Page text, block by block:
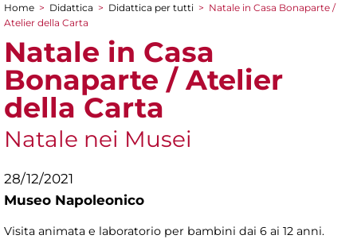
Tu sei qui
Home > Didattica > Didattica per tutti > Natale in Casa Bonaparte /
Atelier della Carta
Natale in Casa
Bonaparte / Atelier
della Carta
Natale nei Musei
28/12/2021
Museo Napoleonico
Visita animata e laboratorio per bambini dai 6 ai 12 anni.